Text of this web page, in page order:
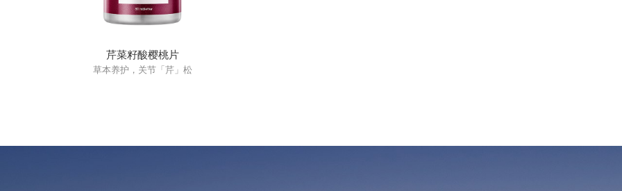
芹菜籽酸樱桃片
草本养护，关节「芹」松